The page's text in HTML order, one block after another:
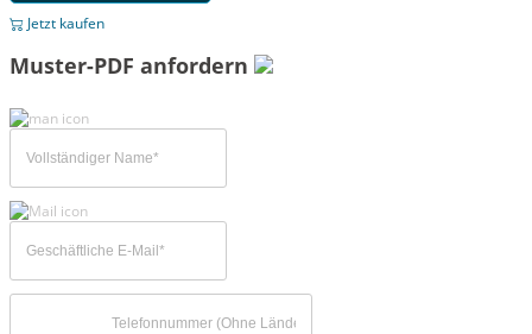
Jetzt kaufen
Muster-PDF anfordern